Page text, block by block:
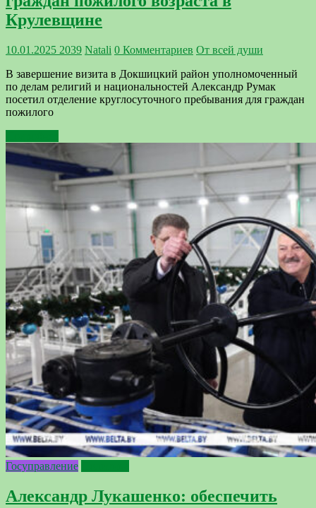
Крулевщине
10.01.2025 2039 Natali 0 Комментариев От всей души
В завершение визита в Докшицкий район уполномоченный
по делам религий и национальностей Александр Румак
посетил отделение круглосуточного пребывания для граждан
пожилого
Госуправление
Александр Лукашенко: обеспечить